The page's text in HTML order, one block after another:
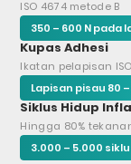
ISO 4674 metode B
350 – 600 N
Kupas Adhesi
Ikatan pelapisan ISO
Siklus Hidup
Hingga 80%